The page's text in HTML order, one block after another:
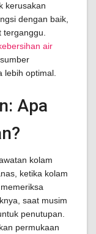
kerusakan
dengan baik,
air
lebih optimal.
Apa
kolam
ketika kolam
saat musim
penutupan.
permukaan